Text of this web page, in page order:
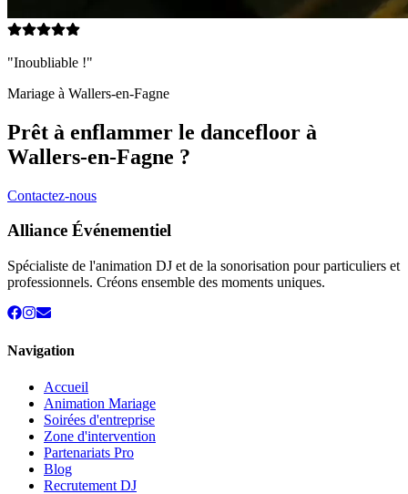
"Inoubliable !"
Mariage à Wallers-en-Fagne
Prêt à enflammer le dancefloor à
Wallers-en-Fagne ?
Contactez-nous
Alliance Événementiel
Spécialiste de l'animation DJ et de la sonorisation pour particuliers et
professionnels. Créons ensemble des moments uniques.
Navigation
Accueil
Animation Mariage
Soirées d'entreprise
Zone d'intervention
Partenariats Pro
Blog
Recrutement DJ